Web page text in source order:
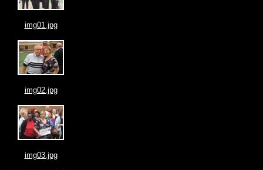
img01.jpg
img02.jpg
img03.jpg